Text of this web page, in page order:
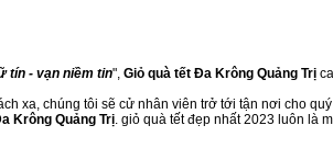
tín - vạn niềm tin", Giỏ quà tết Đa Krông Quảng Trị
xa, chúng tôi sẽ cử nhân viên trở tới tận nơi cho
Krông Quảng Trị. giỏ quà tết đẹp nhất 2023 luôn là